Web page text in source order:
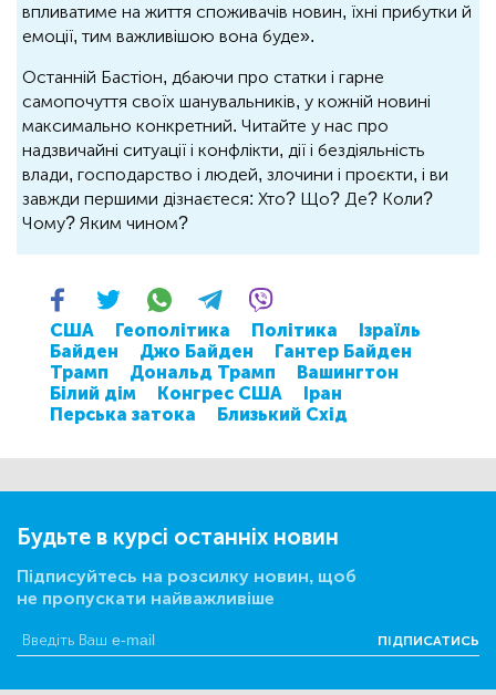
впливатиме на життя споживачів новин, їхні прибутки й
емоції, тим важливішою вона буде».
Останній Бастіон, дбаючи про статки і гарне
самопочуття своїх шанувальників, у кожній новині
максимально конкретний. Читайте у нас про
надзвичайні ситуації і конфлікти, дії і бездіяльність
влади, господарство і людей, злочини і проєкти, і ви
завжди першими дізнаєтеся: Хто? Що? Де? Коли?
Чому? Яким чином?
США Геополітика Політика
Ізраїль
Байден
Джо Байден
Гантер Байден
Трамп
Дональд Трамп
Вашингтон
Білий дім
Конгрес США
Іран
Перська затока
Близький Схід
Будьте в курсі останніх новин
Підписуйтесь на розсилку новин, щоб
не пропускати найважливіше
ПІДПИСАТИСЬ